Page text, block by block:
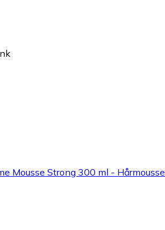
Mousse Strong 300 ml - Hårmousse